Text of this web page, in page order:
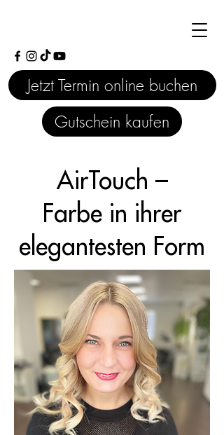
Jetzt Termin online buchen
Gutschein kaufen
AirTouch –
Farbe in ihrer
elegantesten Form